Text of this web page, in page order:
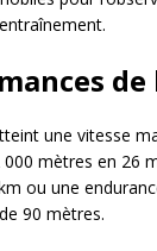
de
une vitesse
mètres en 26
ou une
90 mètres.